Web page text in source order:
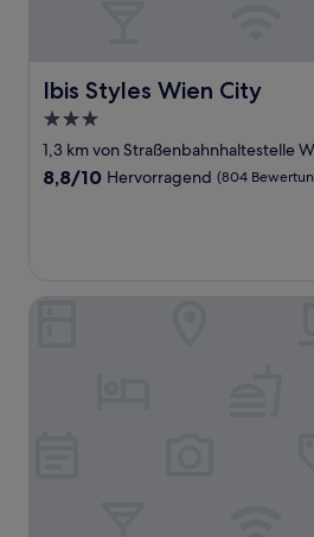
Ibis Styles Wien City
Ibis Styles Wien City
3.0-
Sterne-
Unterkunft
1,3 km von Straßenbahnhaltestelle
8.8
8,8/10 Hervorragend (804